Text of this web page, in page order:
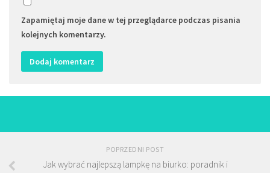
Zapamiętaj moje dane w tej przeglądarce podczas pisania
kolejnych komentarzy.
POPRZEDNI POST
Jak wybrać najlepszą lampkę na biurko: poradnik i